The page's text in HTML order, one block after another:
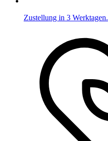
Zustellung in 3 Werktagen.